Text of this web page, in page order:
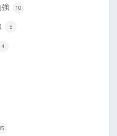
10
5
4